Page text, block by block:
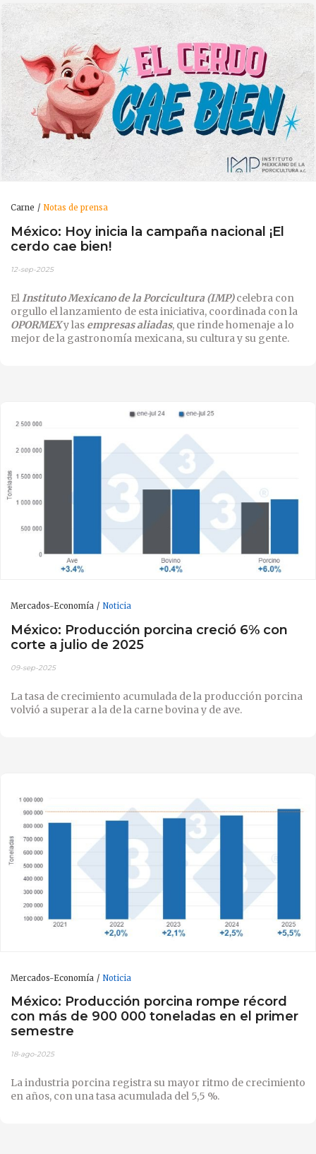
Carne Notas de prensa
México: Hoy inicia la campaña nacional ¡El
cerdo cae bien!
12-sep-2025
ElInstituto Mexicano de la Porcicultura (IMP)celebra con
orgullo el lanzamiento de esta iniciativa, coordinada con la
OPORMEXy las empresas aliadas, que rinde homenaje a lo
mejor de la gastronomía mexicana, su cultura y su gente.
Mercados-Economía Noticia
México: Producción porcina creció 6% con
corte a julio de 2025
09-sep-2025
La tasa de crecimiento acumulada de la producción porcina
volvió a superar a la de la carne bovina y de ave.
Mercados-Economía Noticia
México: Producción porcina rompe récord
con más de 900 000 toneladas en el primer
semestre
18-ago-2025
La industria porcina registra su mayor ritmo de crecimiento
en años, con una tasa acumulada del 5,5 %.